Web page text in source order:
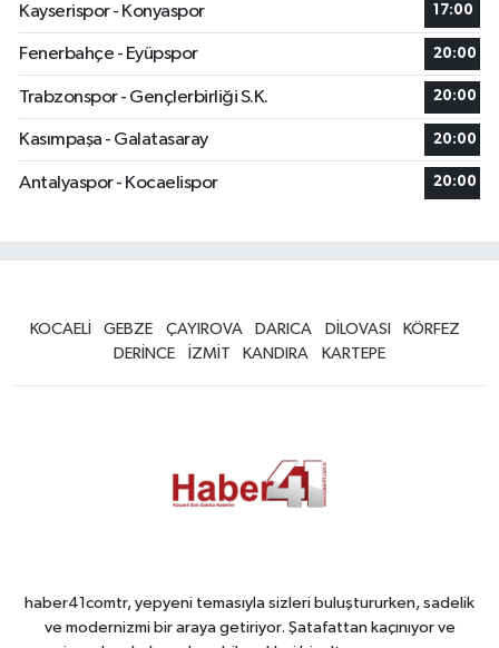
Kayserispor - Konyaspor
17:00
Fenerbahçe - Eyüpspor 20:00
Trabzonspor - Gençlerbirliği S.K. 20:00
Kasımpaşa - Galatasaray 20:00
Antalyaspor - Kocaelispor 20:00
KOCAELİ GEBZE ÇAYIROVA DARICA DİLOVASI
KÖRFEZ
DERİNCE
İZMİT KANDIRA KARTEPE
haber41comtr, yepyeni temasıyla sizleri buluştururken, sadelik
ve modernizmi bir araya getiriyor. Şatafattan kaçınıyor ve